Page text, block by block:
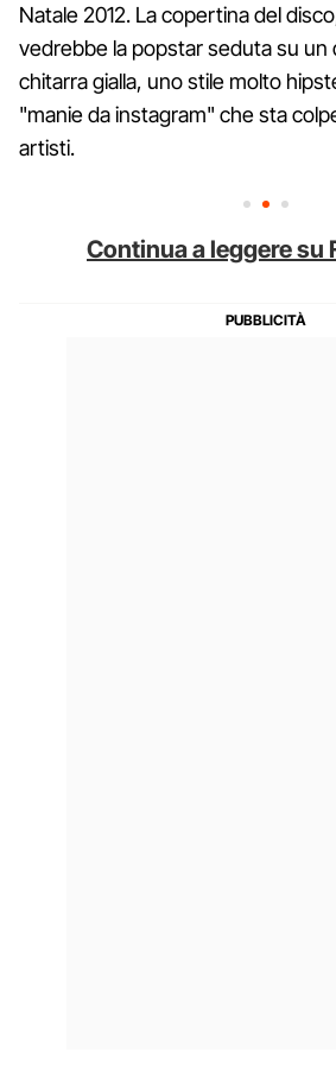
Natale 2012. La copertina del
vedrebbe la popstar seduta su un
chitarra gialla, uno stile molto
"manie da instagram" che sta
artisti.
Continua a leggere su